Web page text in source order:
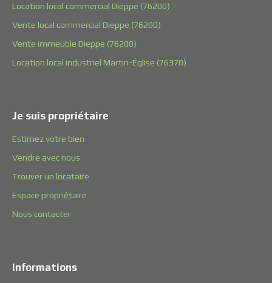
Location local commercial Dieppe (76200)
Vente local commercial Dieppe (76200)
Vente immeuble Dieppe (76200)
Location local industriel Martin-Église (76370)
Je suis propriétaire
Estimez votre bien
Vendre avec nous
Trouver un locataire
Espace propriétaire
Nous contacter
Informations